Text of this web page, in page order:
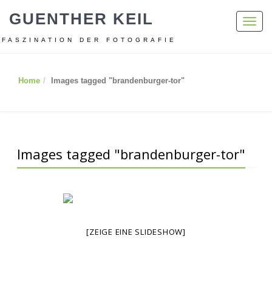
GUENTHER KEIL
FASZINATION DER FOTOGRAFIE
Home Images tagged "brandenburger-tor"
Images tagged "brandenburger-tor"
[ZEIGE EINE SLIDESHOW]